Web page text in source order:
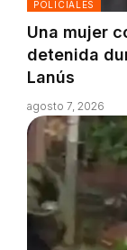
POLICIALES
Una mujer
detenida
Lanús
agosto 7, 2026